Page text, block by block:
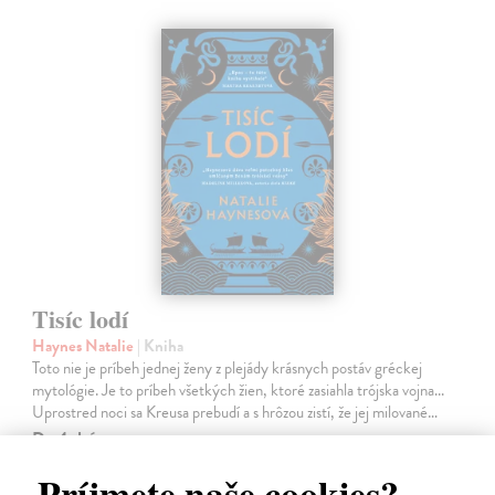
Tisíc lodí
Haynes Natalie | Kniha
Toto nie je príbeh jednej ženy z plejády krásnych postáv gréckej
mytológie. Je to príbeh všetkých žien, ktoré zasiahla trójska vojna...
Uprostred noci sa Kreusa prebudí a s hrôzou zistí, že jej milované…
Do 4 dní
23,66 €